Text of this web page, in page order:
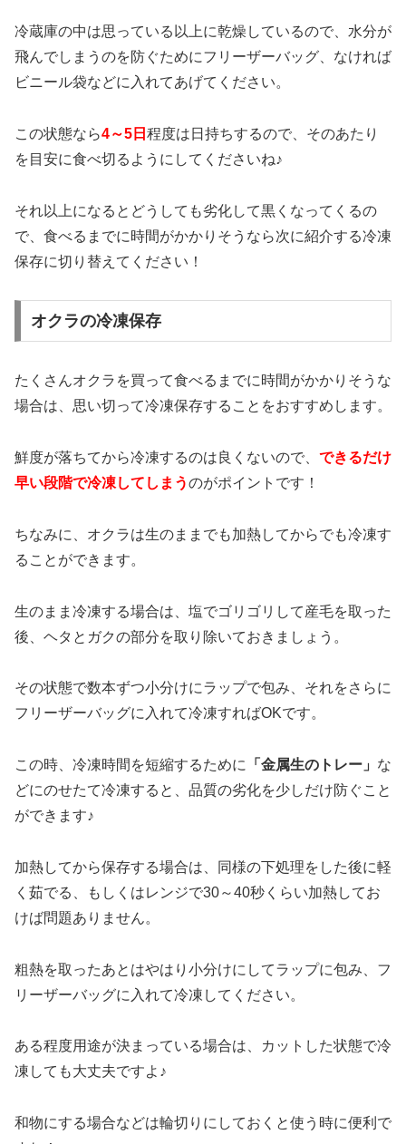
冷蔵庫の中は思っている以上に乾燥しているので、水分が
飛んでしまうのを防ぐためにフリーザーバッグ、なければ
ビニール袋などに入れてあげてください。
この状態なら4～5日 程度は日持ちするので、そのあたり
を目安に食べ切るようにしてくださいね♪
それ以上になるとどうしても劣化して黒くなってくるの
で、食べるまでに時間がかかりそうなら次に紹介する冷凍
保存に切り替えてください！
オクラの冷凍保存
たくさんオクラを買って食べるまでに時間がかかりそうな
場合は、思い切って冷凍保存することをおすすめします。
鮮度が落ちてから冷凍するのは良くないので、 できるだけ
早い段階で冷凍してしまうのがポイントです！
ちなみに、オクラは生のままでも加熱してからでも冷凍す
ることができます。
生のまま冷凍する場合は、塩でゴリゴリして産毛を取った
後、ヘタとガクの部分を取り除いておきましょう。
その状態で数本ずつ小分けにラップで包み、それをさらに
フリーザーバッグに入れて冷凍すればOKです。
この時、冷凍時間を短縮するために 「金属生のトレー」 な
どにのせたて冷凍すると、品質の劣化を少しだけ防ぐこと
ができます♪
加熱してから保存する場合は、同様の下処理をした後に軽
く茹でる、もしくはレンジで30～40秒くらい加熱してお
けば問題ありません。
粗熱を取ったあとはやはり小分けにしてラップに包み、フ
リーザーバッグに入れて冷凍してください。
ある程度用途が決まっている場合は、カットした状態で冷
凍しても大丈夫ですよ♪
和物にする場合などは輪切りにしておくと使う時に便利で